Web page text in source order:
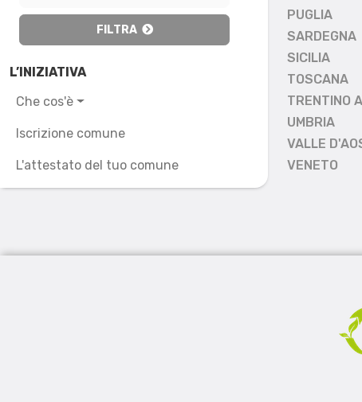
FILTRA
L’INIZIATIVA
Che cos'è
Iscrizione comune
L'attestato del tuo comune
PUGLIA
SARDEGNA
SICILIA
TOSCANA
TRENTINO
UMBRIA
VALLE
VENETO